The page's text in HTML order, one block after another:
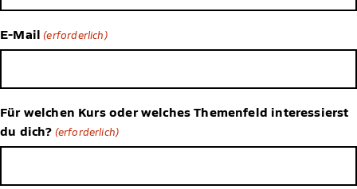
E-Mail (erforderlich)
Für welchen Kurs oder welches Themenfeld interessierst
du dich? (erforderlich)